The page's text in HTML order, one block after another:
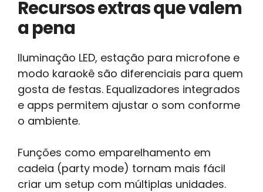
Recursos extras que valem
a pena
Iluminação LED, estação para microfone e
modo karaokê são diferenciais para quem
gosta de festas. Equalizadores integrados
e apps permitem ajustar o som conforme
o ambiente.
Funções como emparelhamento em
cadeia (party mode) tornam mais fácil
criar um setup com múltiplas unidades.